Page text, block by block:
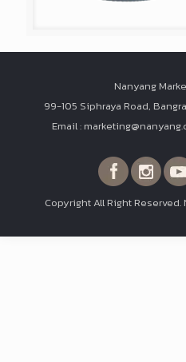
Nanyang
99-105 Siphraya Road,
Email :
Copyright All Right Reserved.